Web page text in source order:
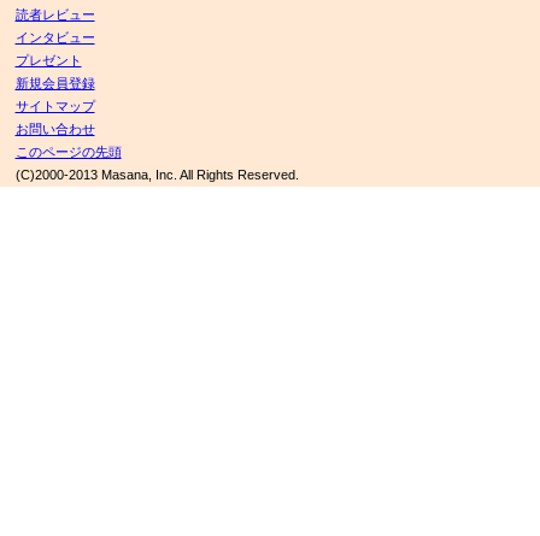
読者レビュー
インタビュー
プレゼント
新規会員登録
サイトマップ
お問い合わせ
このページの先頭
(C)2000-2013 Masana, Inc. All Rights Reserved.